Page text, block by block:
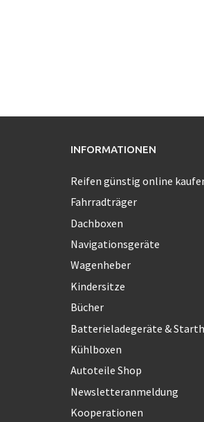
INFORMATIONEN
Reifen günstig online
Fahrradträger
Dachboxen
Navigationsgeräte
Wagenheber
Kindersitze
Bücher
Batterieladegeräte &
Kühlboxen
Autoteile Shop
Newsletteranmeldung
Kooperationen